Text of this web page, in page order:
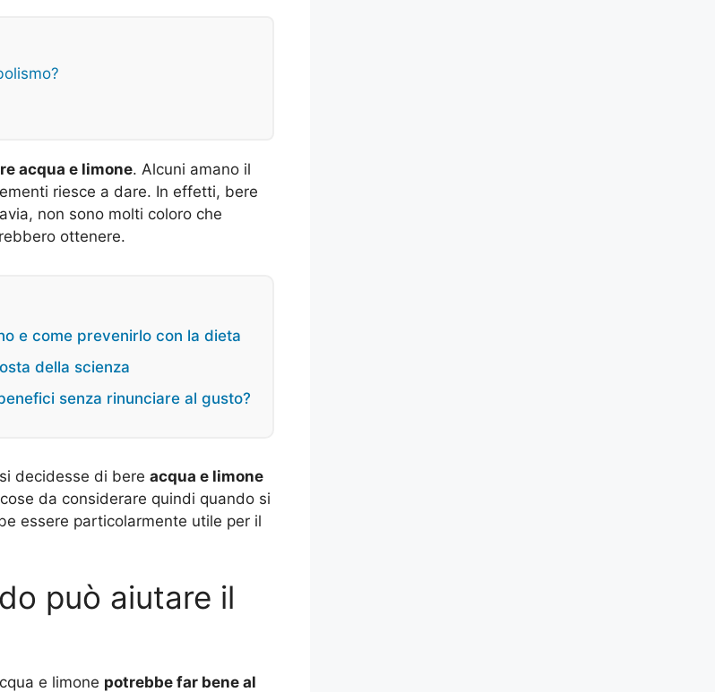
acqua e limone. Alcuni amano il
riesce a dare. In effetti, bere
non sono molti coloro che
ottenere.
e come prevenirlo con la dieta
della scienza
senza rinunciare al gusto?
decidesse di bere acqua e limone
da considerare quindi quando si
essere particolarmente utile per il
può aiutare il
e limone potrebbe far bene al